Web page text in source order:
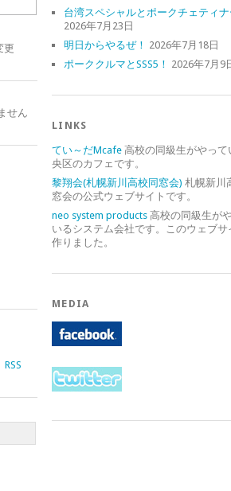
更
せん
台湾スペシャルとポークチェティナ
2026年7月23日
明日からやるぜ！ 2026年7月18日
ポーククルマとSSS5！ 2026年7月9
LINKS
てい～だMcafe 高校の同級生がやって
央区のカフェです。
黎翔会(札幌新川高校同窓会) 札幌新川
窓会の公式ウェブサイトです。
neo system products 高校の同級生が
いるシステム会社です。このウェブサ
作りました。
MEDIA